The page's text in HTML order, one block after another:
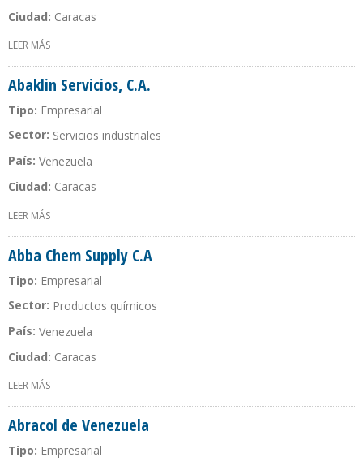
Ciudad: Caracas
LEER MÁS
Abaklin Servicios, C.A.
Tipo: Empresarial
Sector: Servicios industriales
País: Venezuela
Ciudad: Caracas
LEER MÁS
Abba Chem Supply C.A
Tipo: Empresarial
Sector: Productos químicos
País: Venezuela
Ciudad: Caracas
LEER MÁS
Abracol de Venezuela
Tipo: Empresarial